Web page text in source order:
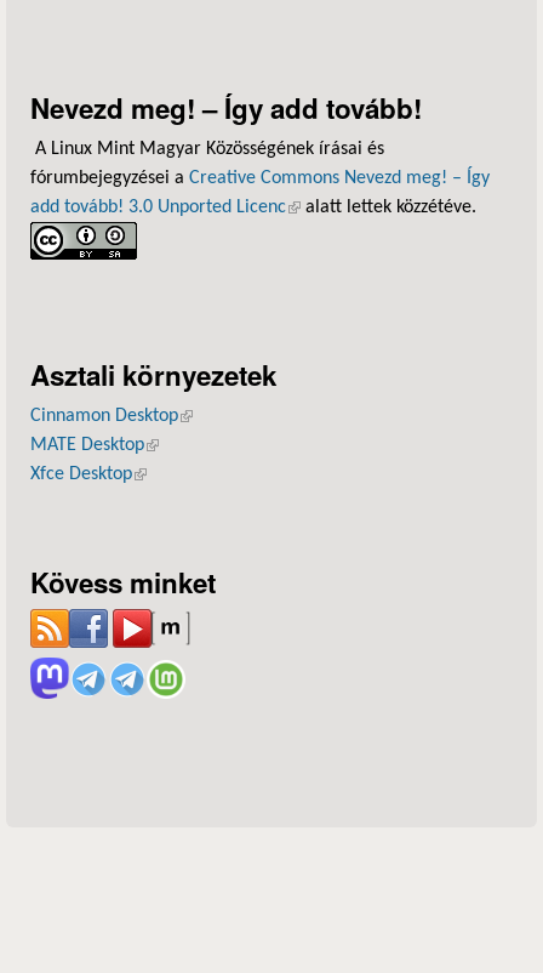
Nevezd meg! – Így add tovább!
A Linux Mint Magyar Közösségének írásai és
fórumbejegyzései a Creative Commons Nevezd meg! – Így
add tovább! 3.0 Unported Licenc(külső hivatkozás)
alatt lettek közzétéve.
Asztali környezetek
Cinnamon Desktop(külső hivatkozás)
MATE Desktop(külső hivatkozás)
Xfce Desktop(külső hivatkozás)
Kövess minket